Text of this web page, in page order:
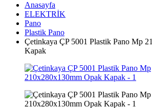
Anasayfa
ELEKTRİK
Pano
Plastik Pano
Çetinkaya ÇP 5001 Plastik Pano Mp
Kapak